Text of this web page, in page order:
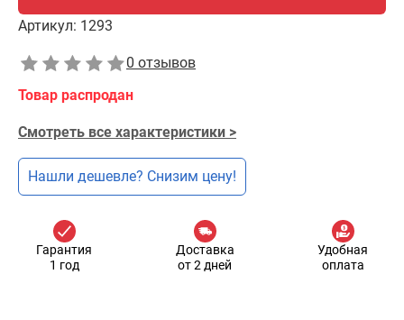
Артикул: 1293
0 отзывов
Товар распродан
Смотреть все характеристики >
Нашли дешевле? Снизим цену!
Гарантия
1 год
Доставка
от 2 дней
Удобная
оплата